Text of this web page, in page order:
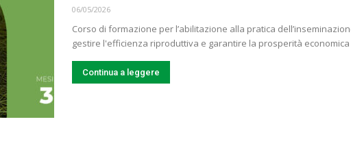
06/05/2026
Corso di formazione per l’abilitazione alla pratica
gestire l'efficienza riproduttiva e garantire la prosperità
Continua a leggere